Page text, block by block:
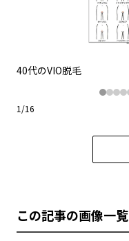
40代のVIO脱毛
1 /16
この記事の画像一覧